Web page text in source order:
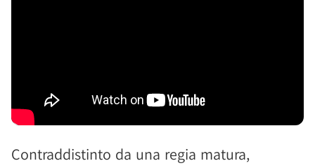
Contraddistinto da una regia matura,